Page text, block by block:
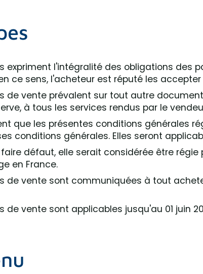
expriment l'intégralité des obligations des
ce sens, l'acheteur est réputé les accepter
de vente prévalent sur tout autre
à tous les services rendus par le
que les présentes conditions générales
conditions générales. Elles seront
défaut, elle serait considérée être
en France.
de vente sont communiquées à tout
de vente sont applicables jusqu'au 01 juin